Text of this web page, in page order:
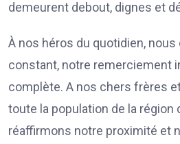
demeurent debout, dignes et
À nos héros du quotidien,
constant, notre remerciement
complète. A nos chers frères
toute la population de la région
réaffirmons notre proximité et